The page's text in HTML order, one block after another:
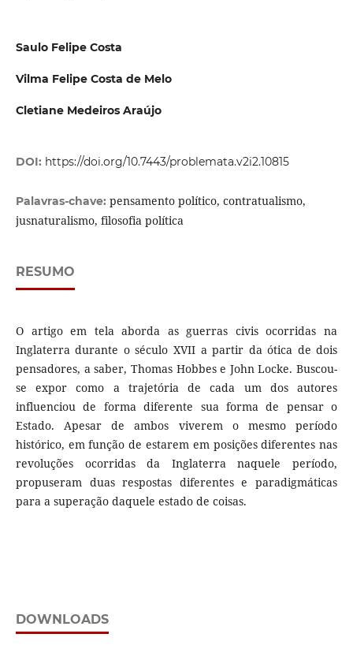
Saulo Felipe Costa
Vilma Felipe Costa de Melo
Cletiane Medeiros Araújo
DOI: https://doi.org/10.7443/problemata.v2i2.10815
Palavras-chave: pensamento político, contratualismo,
jusnaturalismo, filosofia política
RESUMO
O artigo em tela aborda as guerras civis ocorridas na
Inglaterra durante o século XVII a partir da ótica de dois
pensadores, a saber, Thomas Hobbes e John Locke. Buscou-
se expor como a trajetória de cada um dos autores
influenciou de forma diferente sua forma de pensar o
Estado. Apesar de ambos viverem o mesmo período
histórico, em função de estarem em posições diferentes nas
revoluções ocorridas da Inglaterra naquele período,
propuseram duas respostas diferentes e paradigmáticas
para a superação daquele estado de coisas.
DOWNLOADS